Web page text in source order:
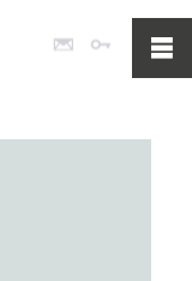
Poczta